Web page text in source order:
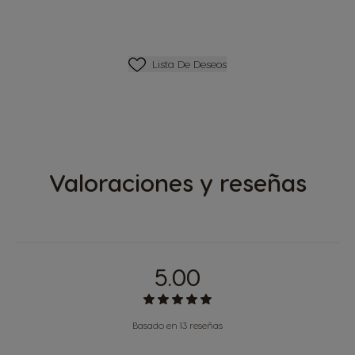
Lista De Deseos
Lista De Deseos
Valoraciones y reseñas
5.00
Basado en 13 reseñas